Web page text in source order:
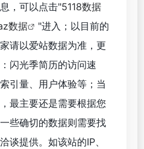
，可以点击"5118数据
数据
"进入；以目前的
请以爱站数据为准，更
闪光季简历的访问速
引量、用户体验等；当
最主要还是需要根据您
些确切的数据则需要找
谈提供。如该站的IP、